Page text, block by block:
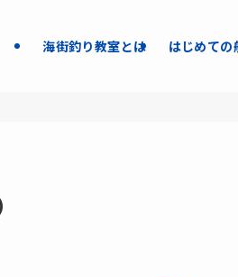
海街釣り教室とは はじめての